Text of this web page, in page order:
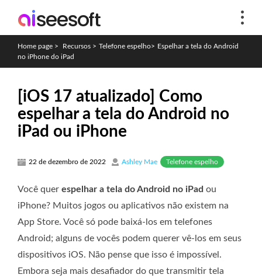
Home page > Recursos > Telefone espelho> Espelhar a tela do Android
no iPhone do iPad
[iOS 17 atualizado] Como
espelhar a tela do Android no
iPad ou iPhone
22 de dezembro de 2022 Ashley Mae Telefone espelho
Você quer espelhar a tela do Android no iPad ou
iPhone? Muitos jogos ou aplicativos não existem na
App Store. Você só pode baixá-los em telefones
Android; alguns de vocês podem querer vê-los em seus
dispositivos iOS. Não pense que isso é impossível.
Embora seja mais desafiador do que transmitir tela